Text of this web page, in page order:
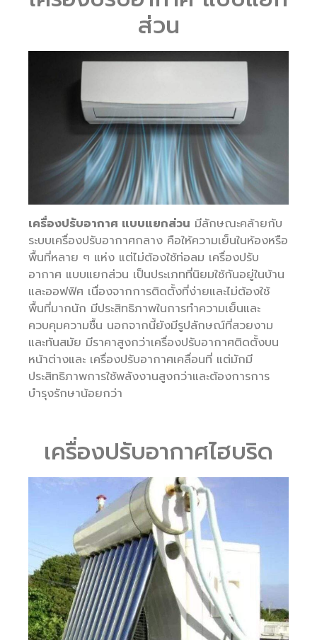
ส่วน
เครื่องปรับอากาศ แบบแยกส่วน มีลักษณะคล้ายกับ
ระบบเครื่องปรับอากาศกลาง คือให้ความเย็นในห้องหรือ
พื้นที่หลาย ๆ แห่ง แต่ไม่ต้องใช้ท่อลม เครื่องปรับ
อากาศ แบบแยกส่วน เป็นประเภทที่นิยมใช้กันอยู่ในบ้าน
และออฟฟิศ เนื่องจากการติดตั้งที่ง่ายและไม่ต้องใช้
พื้นที่มากนัก มีประสิทธิภาพในการทำความเย็นและ
ควบคุมความชื้น นอกจากนี้ยังมีรูปลักษณ์ที่สวยงาม
และทันสมัย มีราคาสูงกว่าเครื่องปรับอากาศติดตั้งบน
หน้าต่างและ เครื่องปรับอากาศเคลื่อนที่ แต่มักมี
ประสิทธิภาพการใช้พลังงานสูงกว่าและต้องการการ
บำรุงรักษาน้อยกว่า
เครื่องปรับอากาศไฮบริด